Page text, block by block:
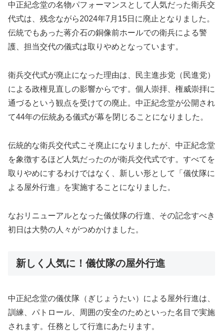
中正紀念堂の名物パフォーマンスとして人気だった衛兵交
代式は、残念ながら2024年7月15日に廃止となりました。
伝統でもあった蒋介石の銅像前ホールでの衛兵による警
護、担当交代の儀式は取りやめとなっています。
衛兵交代式が廃止になった理由は、民主進歩党（民進党）
による政権見直しの影響からです。個人崇拝、権威崇拝に
通づるという観点を受けての廃止。中正紀念堂が公開され
て44年の伝統ある儀式が幕を閉じることになりました。
伝統的な衛兵交代式こそ廃止になりましたが、中正紀念堂
を象徴するほど人気だったのが衛兵交代式です。すべてを
取りやめにするわけではなく、新しい形として「儀仗隊に
よる屋外行進」を実施することになりました。
なおリニューアルとなった儀仗隊の行進、その記念すべき
初日は大勢の人々がつめかけました。
新しく人気に！儀仗隊の屋外行進
中正紀念堂の儀仗隊（ぎじょうたい）による屋外行進は、
訓練、パトロール、周囲の安全のためといった名目で実施
されます。任務として行進にあたります。